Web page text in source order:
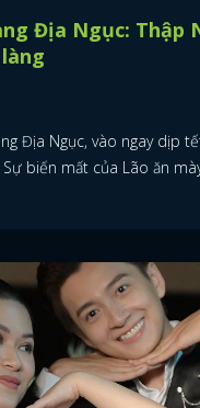
Địa Ngục: Thập
Địa Ngục, vào ngay dịp
Sự biến mất của Lão ăn